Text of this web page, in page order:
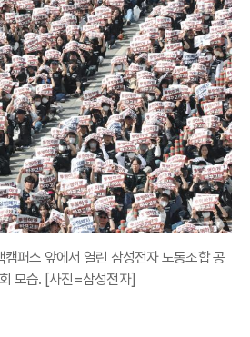
퍼스 앞에서 열린 삼성전자 노동조합 공
모습. [사진=삼성전자]